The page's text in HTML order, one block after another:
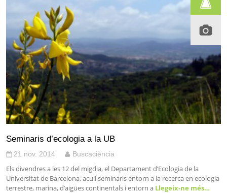
Seminaris d’ecologia a la UB
21 nov. 2014 Buscaciència
Els divendres a les 12 del migdia, el Departament d’Ecologia de la
Universitat de Barcelona, acull seminaris entorn a la recerca en ecologia
terrestre, marina, d’aigües continentals i entorn a Llegeix-ne més…